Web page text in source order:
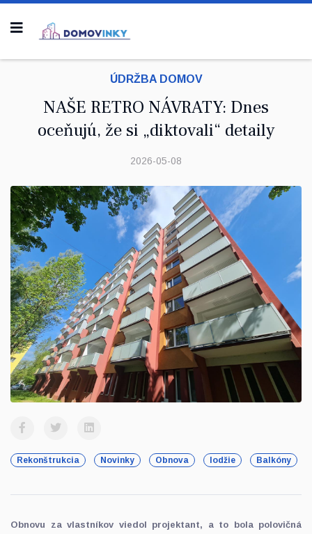
ÚDRŽBA DOMOV
NAŠE RETRO NÁVRATY: Dnes
oceňujú, že si „diktovali“ detaily
2026-05-08
Rekonštrukcia Novinky Obnova lodžie Balkóny
Obnovu za vlastníkov viedol projektant, a to bola polovičná